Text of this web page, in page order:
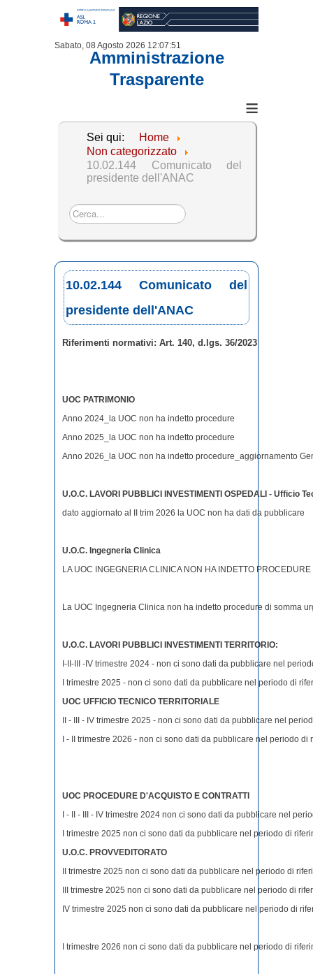
Sabato, 08 Agosto 2026 12:07:52
Amministrazione
Trasparente
≡
Sei qui:
Home
Non categorizzato
10.02.144 Comunicato del
presidente dell'ANAC
Cerca...
10.02.144 Comunicato del
presidente dell'ANAC
Riferimenti normativi: Art. 140, d.lgs. 36/2023
UOC PATRIMONIO
Anno 2024_la UOC non ha indetto procedure
Anno 2025_la UOC non ha indetto procedure
Anno 2026_la UOC non ha indetto procedure_aggiornamento
U.O.C. LAVORI PUBBLICI INVESTIMENTI OSPEDALI - Ufficio
dato aggiornato al II trim 2026 la UOC non ha dati da pubblicare
U.O.C. Ingegneria Clinica
LA UOC INGEGNERIA CLINICA NON HA INDETTO
La UOC Ingegneria Clinica non ha indetto procedure di somma
U.O.C. LAVORI PUBBLICI INVESTIMENTI TERRITORIO:
I-II-III -IV trimestre 2024 - non ci sono dati da pubblicare nel
I trimestre 2025 - non ci sono dati da pubblicare nel periodo di
UOC UFFICIO TECNICO TERRITORIALE
II - III - IV trimestre 2025 - non ci sono dati da pubblicare nel
I - II trimestre 2026 - non ci sono dati da pubblicare nel periodo di
UOC PROCEDURE D'ACQUISTO E CONTRATTI
I - II - III - IV trimestre 2024 non ci sono dati da pubblicare nel
I trimestre 2025 non ci sono dati da pubblicare nel periodo di
U.O.C. PROVVEDITORATO
II trimestre 2025 non ci sono dati da pubblicare nel periodo di
III trimestre 2025 non ci sono dati da pubblicare nel periodo di
IV trimestre 2025 non ci sono dati da pubblicare nel periodo di
I trimestre 2026 non ci sono dati da pubblicare nel periodo di